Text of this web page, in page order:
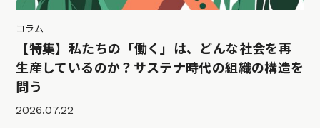
コラム
【特集】私たちの「働く」は、どんな社会を再
生産しているのか？サステナ時代の組織の構造を
問う
2026.07.22